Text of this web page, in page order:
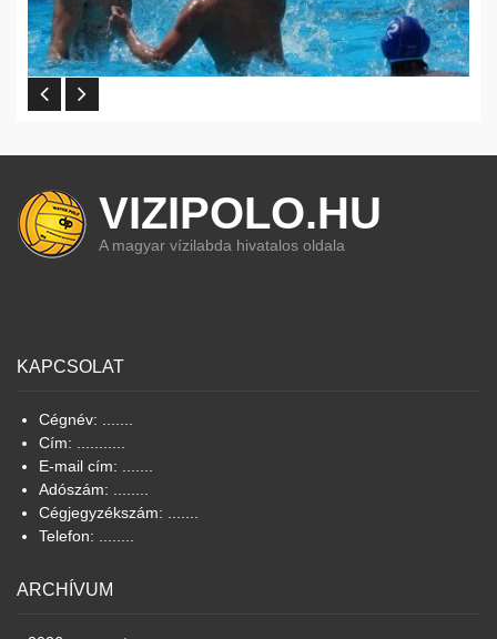
VIZIPOLO.HU
A magyar vízilabda hivatalos oldala
KAPCSOLAT
Cégnév: .......
Cím: ...........
E-mail cím: .......
Adószám: ........
Cégjegyzékszám: .......
Telefon: ........
ARCHÍVUM